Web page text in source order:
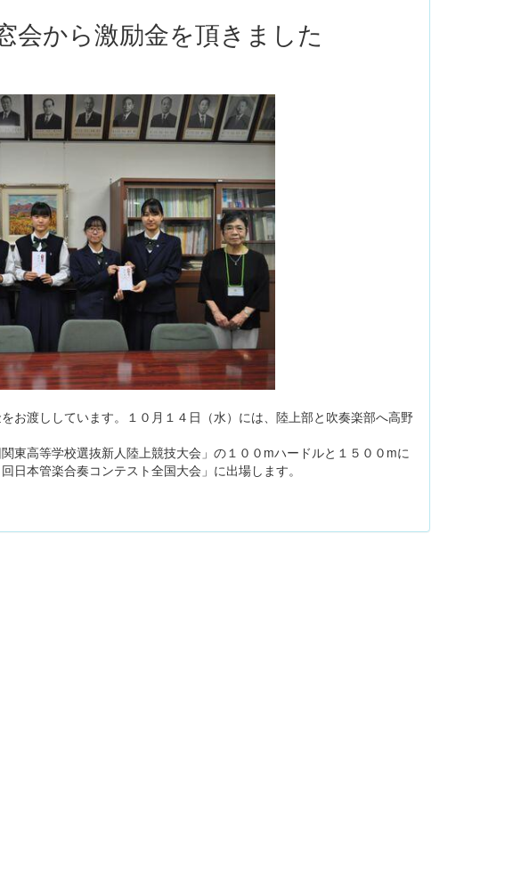
会から激励金を頂きました
お渡ししています。１０月１４日（水）には、陸上部と吹奏楽部へ高野
東高等学校選抜新人陸上競技大会」の１００mハードルと１５００mに
日本管楽合奏コンテスト全国大会」に出場します。